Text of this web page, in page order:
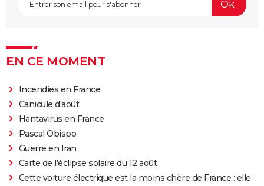
EN CE MOMENT
Incendies en France
Canicule d'août
Hantavirus en France
Pascal Obispo
Guerre en Iran
Carte de l'éclipse solaire du 12 août
Cette voiture électrique est la moins chère de France : elle